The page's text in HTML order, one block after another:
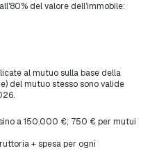
del valore dell’immobile:
al mutuo sulla base della
del mutuo stesso sono valide
a 150.000 €; 750 € per mutui
+ spesa per ogni